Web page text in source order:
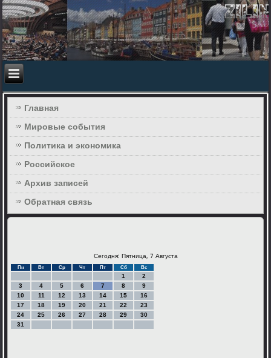
Главная
Мировые события
Политика и экономика
Российское
Архив записей
Обратная связь
Сегодня: Пятница, 7 Августа
Пн Вт Ср Чт Пт Сб Вс
1
2
3
4 5 6 7 8
9
10
11 12 13 14 15
16
17
18 19 20 21 22
23
24
25 26 27 28 29
30
31